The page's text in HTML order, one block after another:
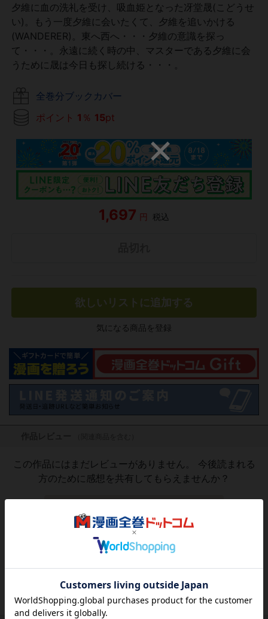
夕維に血の洗礼を受け、吸血姫となった冴堂晟(こどうせ
い)。もう一度夕維に会いたくて、夕維を追いかける
(WANDERER)。東へ西へ・・・夕維の意識を探っ
て・・・。永遠に続く時の中、マスターである夕維に会
うために晟は今日も探し続ける・・・。
全巻分ブックカバー
ポイント 1 ％ 15pt
1,697 円 税込
欲しいリストに追加する
気になる商品を登録
この作品にはまだレビューがありません。 今後読まれる
方のために感想を共有してもらえませんか？
1,697 円 税込
品切れ